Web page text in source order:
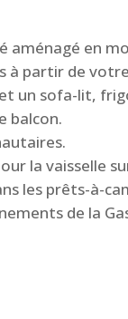
aménagé en
à partir de
un sofa-lit,
balcon.
la vaisselle
les prêts-à-
de la